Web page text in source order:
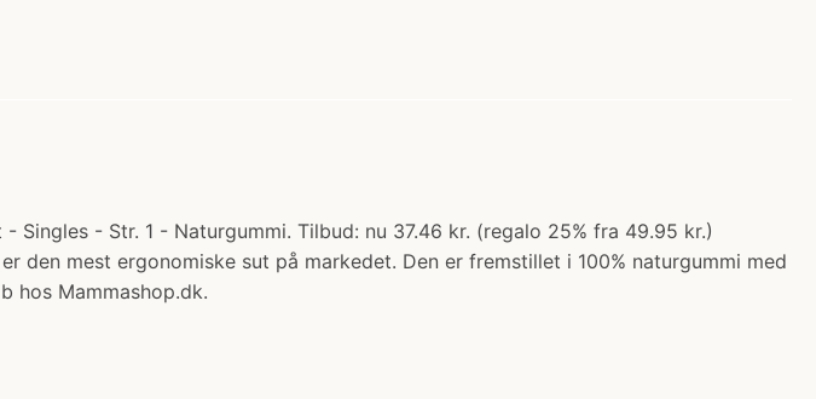
Singles - Str. 1 - Naturgummi. Tilbud: nu 37.46 kr. (regalo 25% fra 49.95 kr.)
den mest ergonomiske sut på markedet. Den er fremstillet i 100% naturgummi med
hos Mammashop.dk.